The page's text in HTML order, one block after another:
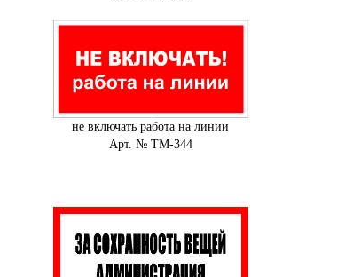
не включать работа на линии
Арт. № ТМ-344